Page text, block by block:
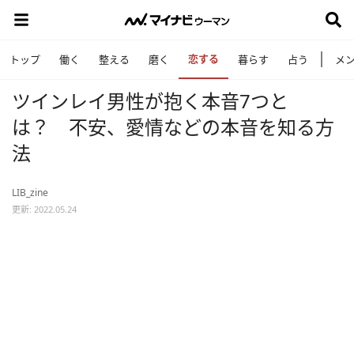
トップ 働く 整える 磨く 恋する 暮らす 占う メ
ツインレイ男性が抱く本音7つと
は？ 不安、愛情などの本音を知る方
法
LIB_zine
更新: 2022.05.24